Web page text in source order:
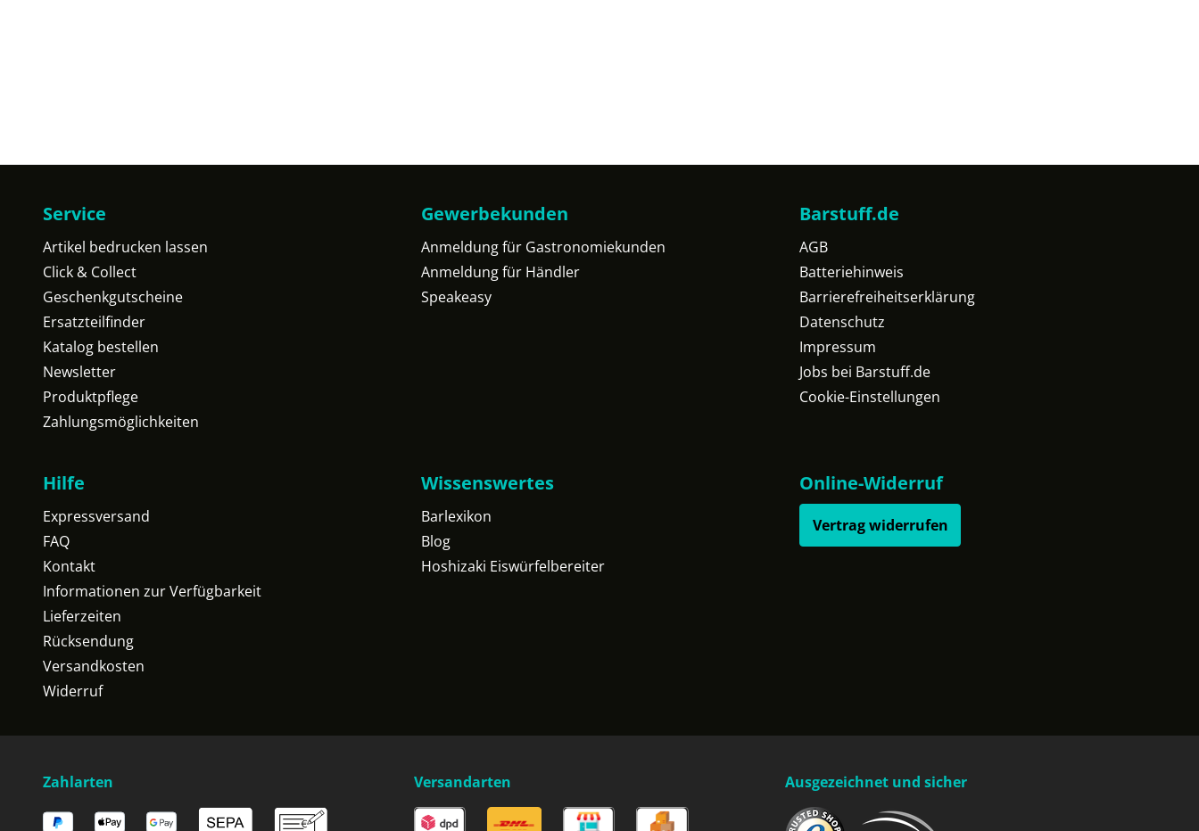
Service
Artikel bedrucken lassen
Click & Collect
Geschenkgutscheine
Ersatzteilfinder
Katalog bestellen
Newsletter
Produktpflege
Zahlungsmöglichkeiten
Gewerbekunden
Anmeldung für Gastronomiekunden
Anmeldung für Händler
Speakeasy
Barstuff.de
AGB
Batteriehinweis
Barrierefreiheitserklärung
Datenschutz
Impressum
Jobs bei Barstuff.de
Cookie-Einstellungen
Hilfe
Expressversand
FAQ
Kontakt
Informationen zur Verfügbarkeit
Lieferzeiten
Rücksendung
Versandkosten
Widerruf
Wissenswertes
Barlexikon
Blog
Hoshizaki Eiswürfelbereiter
Online-Widerruf
Vertrag widerrufen
Zahlarten Versandarten Ausgezeichnet und sicher